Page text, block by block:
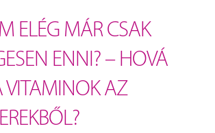
ELÉG MÁR CSAK
ENNI? – HOVÁ
VITAMINOK AZ